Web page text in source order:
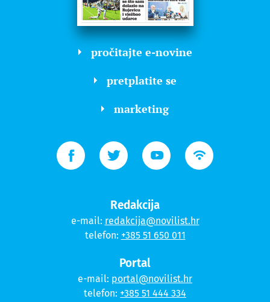
pročitajte e-novine
pretplatite se
marketing
Redakcija
e-mail: redakcija@novilist.hr
telefon: +385 51 650 011
Portal
e-mail: portal@novilist.hr
telefon: +385 51 444 334